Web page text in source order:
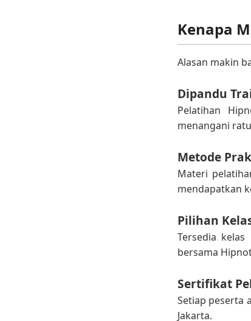
Kenapa
Alasan makin
Dipandu
Pelatihan
menangani
Metode
Materi
mendapatkan
Pilihan
Tersedia
bersama
Sertifikat
Setiap peserta
Jakarta.